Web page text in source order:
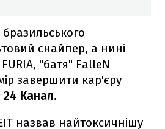
снайпер, а нині
"батя" FalleN
завершити кар'єру
24 Канал.
назвав найтоксичнішу